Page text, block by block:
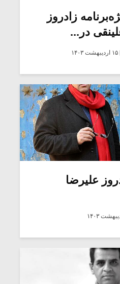
زادروز
در...
۱۵ اردیبهشت ۱۴۰۳
علیرضا
موسیقی
باشی،
موریس ژار